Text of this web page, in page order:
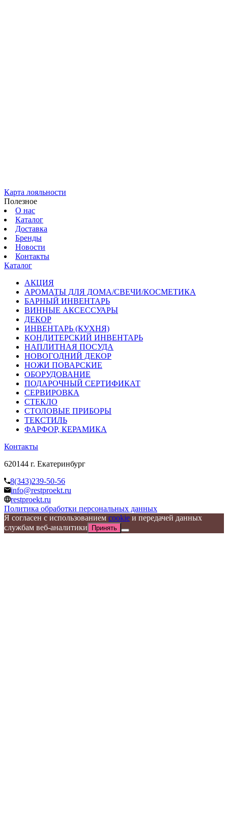
Карта лояльности
Полезное
О нас
Каталог
Доставка
Бренды
Новости
Контакты
Каталог
АКЦИЯ
АРОМАТЫ ДЛЯ ДОМА/СВЕЧИ/КОСМЕТИКА
БАРНЫЙ ИНВЕНТАРЬ
ВИННЫЕ АКСЕССУАРЫ
ДЕКОР
ИНВЕНТАРЬ (КУХНЯ)
КОНДИТЕРСКИЙ ИНВЕНТАРЬ
НАПЛИТНАЯ ПОСУДА
НОВОГОДНИЙ ДЕКОР
НОЖИ ПОВАРСКИЕ
ОБОРУДОВАНИЕ
ПОДАРОЧНЫЙ СЕРТИФИКАТ
СЕРВИРОВКА
СТЕКЛО
СТОЛОВЫЕ ПРИБОРЫ
ТЕКСТИЛЬ
ФАРФОР, КЕРАМИКА
Контакты
620144 г. Екатеринбург
8(343)239-50-56
info@restproekt.ru
restproekt.ru
Политика обработки персональных данных
Я согласен с использованием cookie и передачей данных
службам веб-аналитики
Принять